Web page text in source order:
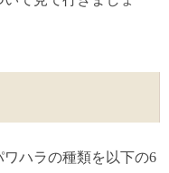
ハラの種類を以下の6